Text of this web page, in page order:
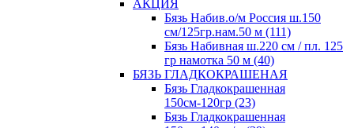
АКЦИЯ
Бязь Набив.о/м Россия ш.150
см/125гр.нам.50 м (111)
Бязь Набивная ш.220 см / пл. 125
гр намотка 50 м (40)
БЯЗЬ ГЛАДКОКРАШЕНАЯ
Бязь Гладкокрашенная
150см-120гр (23)
Бязь Гладкокрашенная